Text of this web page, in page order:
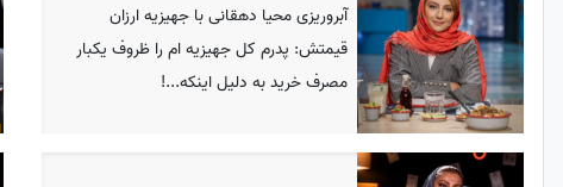
آبروریزی محیا دهقانی با جهیزیه ارزان
قیمتش: پدرم کل جهیزیه ام را ظروف یکبار
مصرف خرید به دلیل اینکه...!